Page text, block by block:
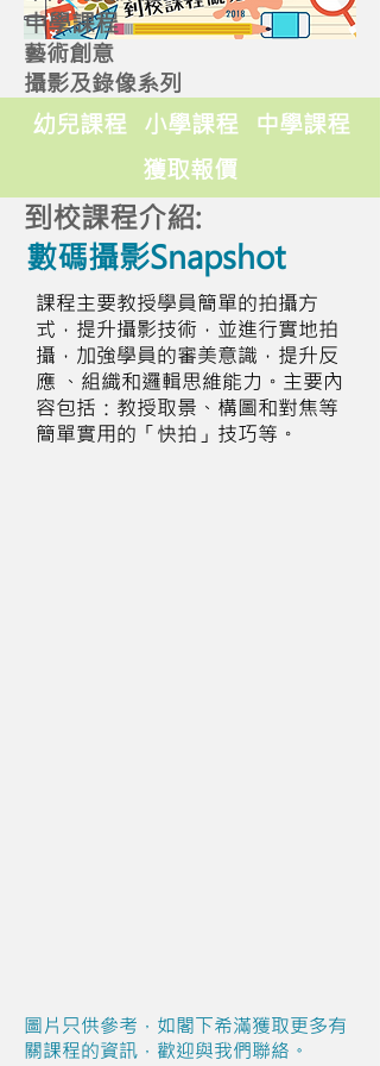
中學課程
藝術創意
攝影及錄像系列
幼兒課程 小學課程
中學課程
獲取報價
到校課程介紹:
數碼攝影Snapshot
課程主要教授學員簡單的拍攝方
式，提升攝影技術，並進行實地拍
攝，加強學員的審美意識，提升反
應 、組織和邏輯思維能力。主要內
容包括：教授取景、構圖和對焦等
簡單實用的「快拍」技巧等。
圖片只供參考，如閣下希滿獲取更多有
關課程的資訊，歡迎與我們聯絡。